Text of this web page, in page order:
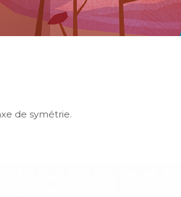
de symétrie.